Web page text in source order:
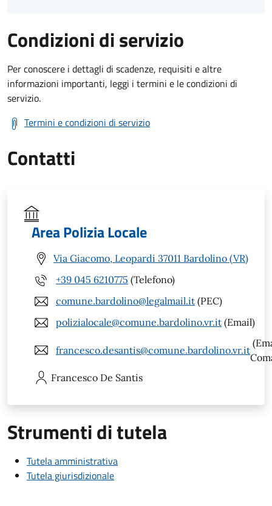
Condizioni di servizio
Per conoscere i dettagli di scadenze, requisiti e altre
informazioni importanti, leggi i termini e le condizioni di
servizio.
Termini e condizioni di servizio
Contatti
Area Polizia Locale
Via Giacomo, Leopardi 37011 Bardolino (VR)
+39 045 6210775 (Telefono)
comune.bardolino@legalmail.it (PEC)
polizialocale@comune.bardolino.vr.it (Email)
francesco.desantis@comune.bardolino.vr.it
Francesco De Santis
Strumenti di tutela
Tutela amministrativa
Tutela giurisdizionale